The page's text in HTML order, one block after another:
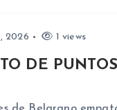
2026 1 views
DE